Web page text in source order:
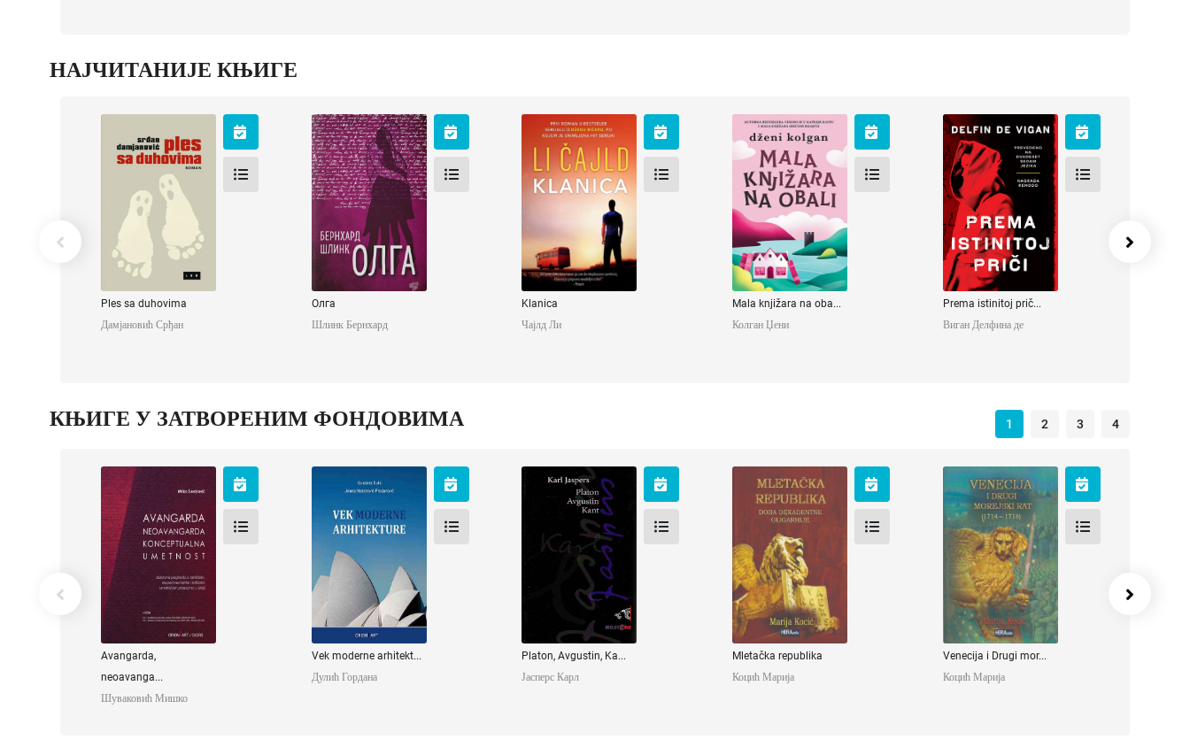
НАЈЧИТАНИЈЕ КЊИГЕ
Ples sa duhovima
Дамјановић Срђан
Ples sa duhovima
Дамјановић Срђан
Олга
Шлинк Бернхард
Олга
Шлинк Бернхард
Klanica
Чајлд Ли
Klanica
Чајлд Ли
Mala knjižara na
obali
Колган Џени
Mala knjižara na oba...
Колган Џени
Prema istinitoj
priči
Виган Делфина де
Prema istinitoj prič...
Виган Делфина де
КЊИГЕ У ЗАТВОРЕНИМ ФОНДОВИМА 1 2 3 4
Avangarda,
neoavangarda,
konceptualna
umetnost
Шуваковић Мишко
Avangarda,
neoavanga...
Шуваковић Мишко
Vek moderne
Дулић Гордана
Несторовић
Продановић Јелена
Vek moderne arhitekt...
Дулић Гордана
Platon, Avgustin,
Kant
Јасперс Карл
Platon, Avgustin, Ka...
Јасперс Карл
Mletačka
republika
Коцић Марија
Mletačka republika
Коцић Марија
Venecija i Drugi
morejski rat
Коцић Марија
Venecija i Drugi mor...
Коцић Марија